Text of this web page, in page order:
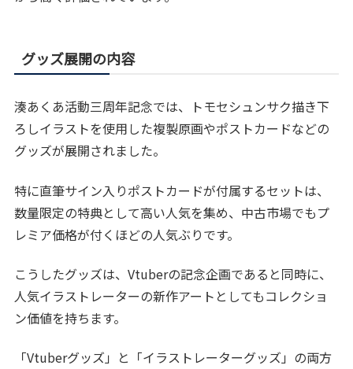
グッズ展開の内容
湊あくあ活動三周年記念では、トモセシュンサク描き下
ろしイラストを使用した複製原画やポストカードなどの
グッズが展開されました。
特に直筆サイン入りポストカードが付属するセットは、
数量限定の特典として高い人気を集め、中古市場でもプ
レミア価格が付くほどの人気ぶりです。
こうしたグッズは、Vtuberの記念企画であると同時に、
人気イラストレーターの新作アートとしてもコレクショ
ン価値を持ちます。
「Vtuberグッズ」と「イラストレーターグッズ」の両方